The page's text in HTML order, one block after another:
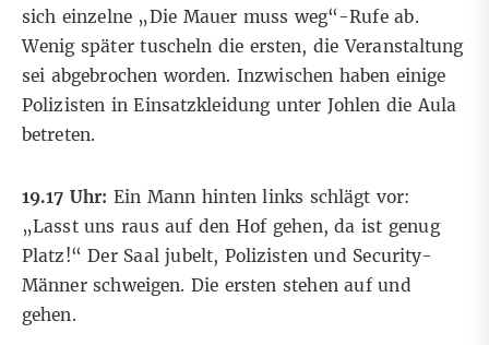
sich einzelne „Die Mauer muss weg“-Rufe ab.
Wenig später tuscheln die ersten, die Veranstaltung
sei abgebrochen worden. Inzwischen haben einige
Polizisten in Einsatzkleidung unter Johlen die Aula
betreten.
19.17 Uhr: Ein Mann hinten links schlägt vor:
„Lasst uns raus auf den Hof gehen, da ist genug
Platz!“ Der Saal jubelt, Polizisten und Security-
Männer schweigen. Die ersten stehen auf und
gehen.